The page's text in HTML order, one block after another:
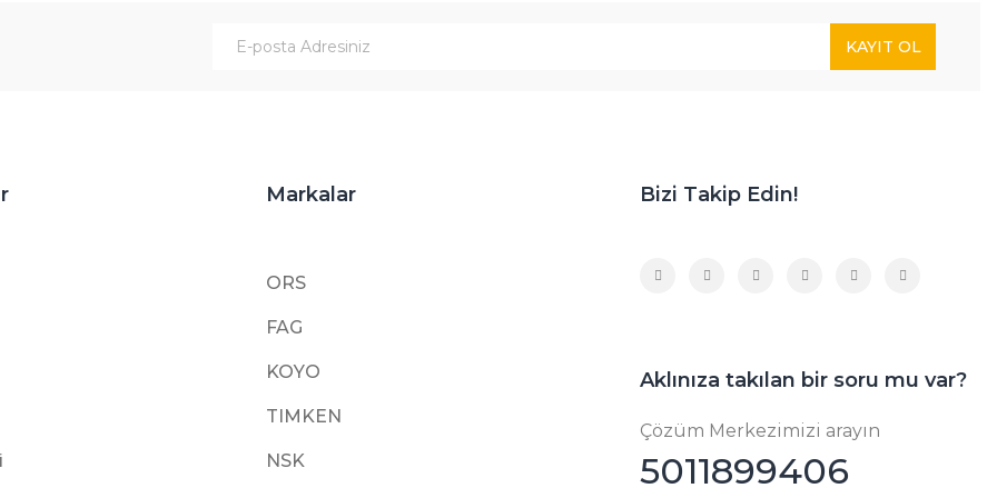
KAYIT OL
Markalar
ORS
FAG
KOYO
TIMKEN
NSK
Bizi Takip Edin!
Aklınıza takılan bir soru mu var?
Çözüm Merkezimizi arayın
5011899406